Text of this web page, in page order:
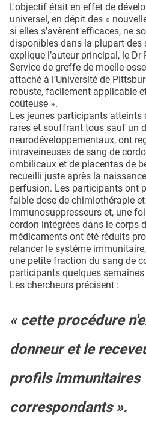
L'objectif était en effet de
universel, en dépit des «
si elles s'avèrent efficaces, ne
disponibles dans la plupart des
explique l’auteur principal, le
Service de greffe de moelle
attaché à l’Université de
robuste, facilement applicable
coûteuse ».
Les jeunes participants atteints
rares et souffrant tous sauf un
neurodéveloppementaux, ont
intraveineuses de sang de
ombilicaux et de placentas de
recueilli juste après la
perfusion. Les participants ont
faible dose de chimiothérapie
immunosuppresseurs et, une
cordon intégrées dans le corps
médicaments ont été réduits
relancer le système
une petite fraction du sang de
participants quelques
Les chercheurs précisent :
« cette procédure
donneur et le
profils immunitaires
correspondants ».